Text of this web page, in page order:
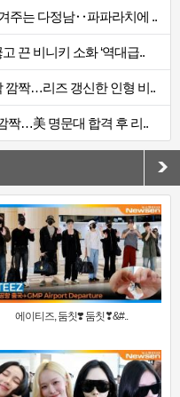
주는 다정남‥파파라치에 ..
끈 비니키 소화 ‘역대급..
깜짝…리즈 갱신한 인형 비..
짝…美 명문대 합격 후 리..
에이티즈, 둠칫❣️ 둠칫❣&#..